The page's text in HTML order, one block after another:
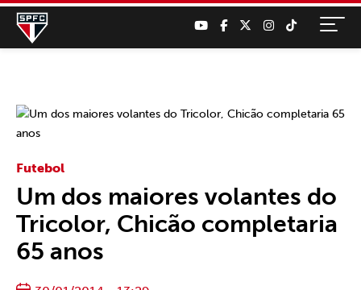
Futebol
Um dos maiores volantes do
Tricolor, Chicão completaria
65 anos